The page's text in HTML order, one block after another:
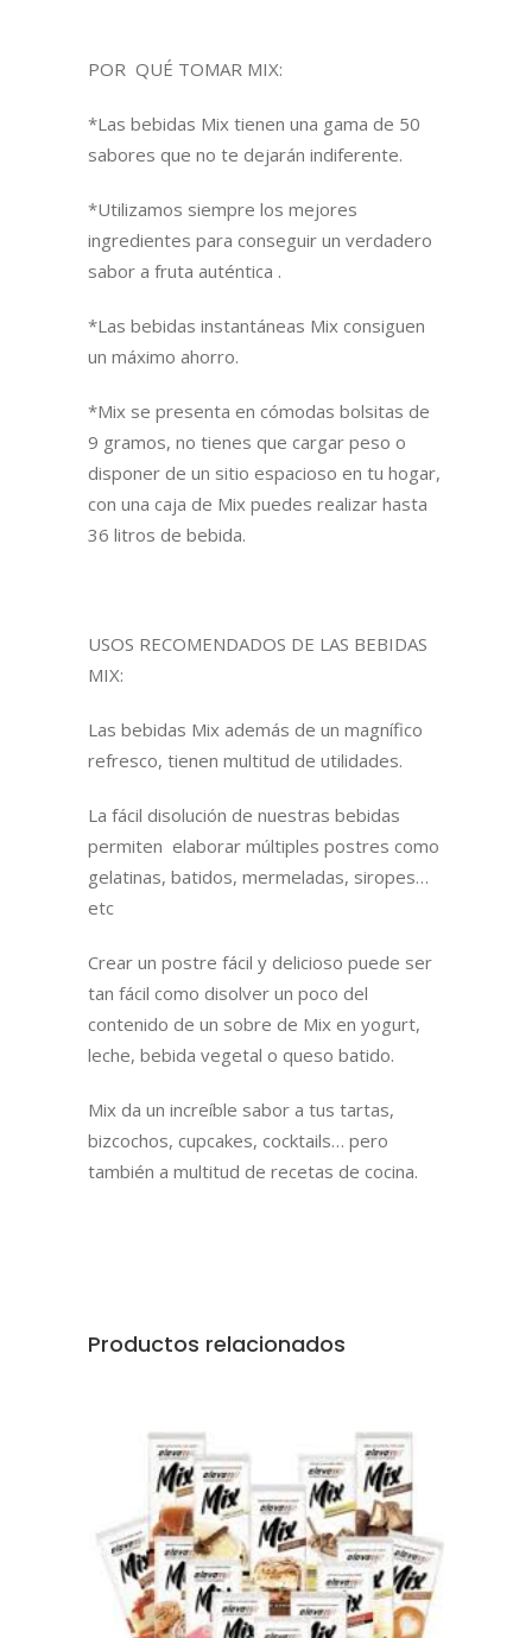
POR QUÉ TOMAR MIX:
*Las bebidas Mix tienen una gama de 50
sabores que no te dejarán indiferente.
*Utilizamos siempre los mejores
ingredientes para conseguir un verdadero
sabor a fruta auténtica .
*Las bebidas instantáneas Mix consiguen
un máximo ahorro.
*Mix se presenta en cómodas bolsitas de
9 gramos, no tienes que cargar peso o
disponer de un sitio espacioso en tu hogar,
con una caja de Mix puedes realizar hasta
36 litros de bebida.
USOS RECOMENDADOS DE LAS BEBIDAS
MIX:
Las bebidas Mix además de un magnífico
refresco, tienen multitud de utilidades.
La fácil disolución de nuestras bebidas
permiten elaborar múltiples postres como
gelatinas, batidos, mermeladas, siropes…
etc
Crear un postre fácil y delicioso puede ser
tan fácil como disolver un poco del
contenido de un sobre de Mix en yogurt,
leche, bebida vegetal o queso batido.
Mix da un increíble sabor a tus tartas,
bizcochos, cupcakes, cocktails… pero
también a multitud de recetas de cocina.
Productos relacionados
AÑADIR AL CARRITO